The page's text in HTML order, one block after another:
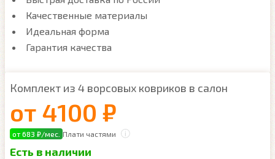
Качественные материалы
Идеальная форма
Гарантия качества
Комплект из 4 ворсовых ковриков в салон
от 4100 ₽
от 683 ₽/мес. Плати частями
Есть в наличии